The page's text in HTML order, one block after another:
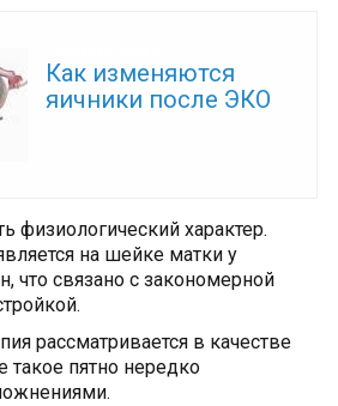
Как изменяются
яичники после ЭКО
физиологический характер.
на шейке матки у
связано с закономерной
рассматривается в качестве
такое пятно нередко